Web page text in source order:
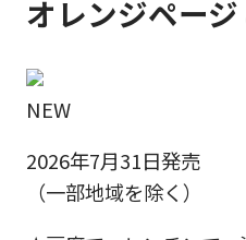
オレンジペー
NEW
2026年7月31日発売
（一部地域を除く）